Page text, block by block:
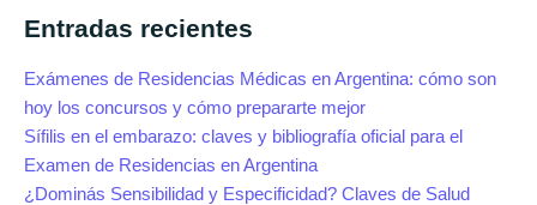
Entradas recientes
Exámenes de Residencias Médicas en Argentina: cómo son
hoy los concursos y cómo prepararte mejor
Sífilis en el embarazo: claves y bibliografía oficial para el
Examen de Residencias en Argentina
¿Dominás Sensibilidad y Especificidad? Claves de Salud